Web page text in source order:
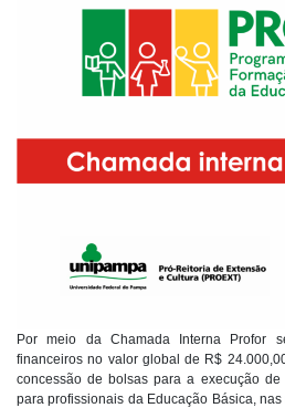
Por meio da Chamada Interna Profor
financeiros no valor global de R$
concessão de bolsas para a execução
para profissionais da Educação Básica,